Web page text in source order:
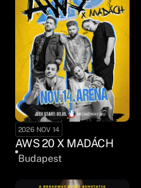
2026 NOV 14
AWS 20 X MADÁCH
Budapest